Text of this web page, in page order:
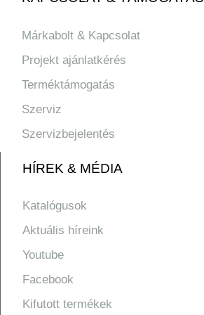
Márkabolt & Kapcsolat
Projekt ajánlatkérés
Terméktámogatás
Szerviz
Szervizbejelentés
HÍREK & MÉDIA
Katalógusok
Aktuális híreink
Youtube
Facebook
Kifutott termékek